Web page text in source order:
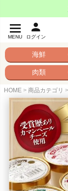
MENU ログイン
海鮮
肉類
HOME 商品カテゴリ